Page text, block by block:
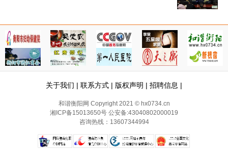
关于我们 | 联系方式 | 版权声明 | 招聘信息 |
和谐衡阳网 Copyright 2021 © hx0734.cn
湘ICP备15013650号 公安备:43040802000019
咨询热线：13607344994